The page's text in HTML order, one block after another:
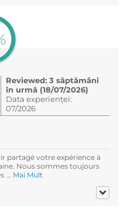
Reviewed: 3 săptămâni
în urmă (18/07/2026)
Data experienței:
07/2026
partagé votre expérience à
Nous sommes toujours
... Mai Mult